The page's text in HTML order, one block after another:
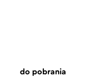
do pobrania